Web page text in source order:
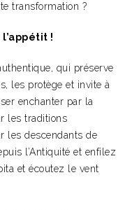
transformation ?
!
qui préserve
les protège et invite à
enchanter par la
les traditions
les descendants de
l’Antiquité et enfilez
et écoutez le vent